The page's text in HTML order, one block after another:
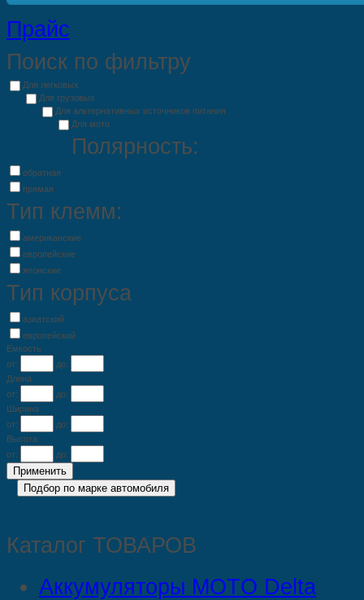
Прайс
Поиск по фильтру
Для легковых
Для грузовых
Для альтернативных источников питания
Для мото
Полярность:
обратная
прямая
Тип клемм:
американские
европейские
японские
Тип корпуса
азиатский
европейский
Емкость
от:
до:
Длина
от:
до:
Ширина
от:
до:
Высота
от:
до:
Каталог ТОВАРОВ
Аккумуляторы MOTO Delta